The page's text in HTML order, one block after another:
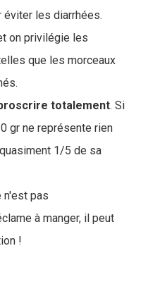
les diarrhées.
on privilégie les
que les morceaux
totalement. Si
gr ne représente rien
1/5 de sa
n'est pas
à manger, il peut
!